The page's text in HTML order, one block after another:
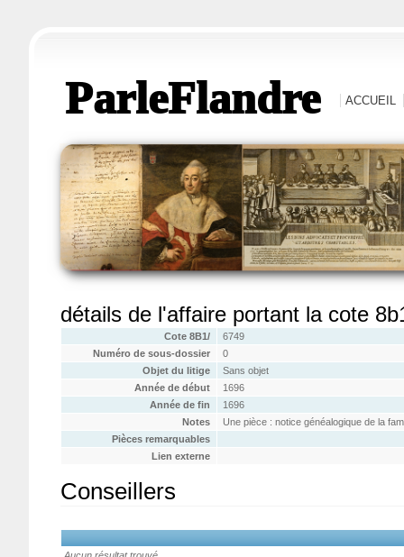
ParleFlandre ACCUEIL
détails de l'affaire portant la cote
Cote 8B1/
6749
Numéro de sous-dossier
0
Objet du litige
Sans objet
Année de début
1696
Année de fin
1696
Notes
Une pièce : notice généalogique de la
Pièces remarquables
Lien externe
Conseillers